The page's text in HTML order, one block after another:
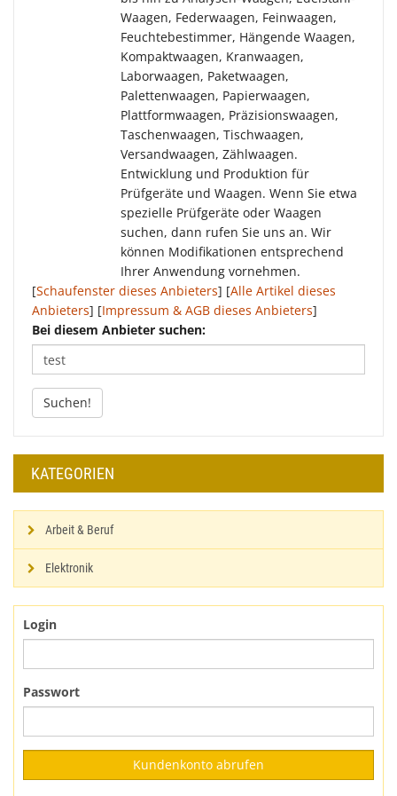
Waagen, Federwaagen, Feinwaagen,
Feuchtebestimmer, Hängende Waagen,
Kompaktwaagen, Kranwaagen,
Laborwaagen, Paketwaagen,
Palettenwaagen, Papierwaagen,
Plattformwaagen, Präzisionswaagen,
Taschenwaagen, Tischwaagen,
Versandwaagen, Zählwaagen.
Entwicklung und Produktion für
Prüfgeräte und Waagen. Wenn Sie etwa
spezielle Prüfgeräte oder Waagen
suchen, dann rufen Sie uns an. Wir
können Modifikationen entsprechend
Ihrer Anwendung vornehmen.
[Schaufenster dieses Anbieters] [Alle Artikel dieses
Anbieters] [Impressum & AGB dieses Anbieters]
Bei diesem Anbieter suchen:
Suchen!
KATEGORIEN
Arbeit & Beruf
Elektronik
Login
Passwort